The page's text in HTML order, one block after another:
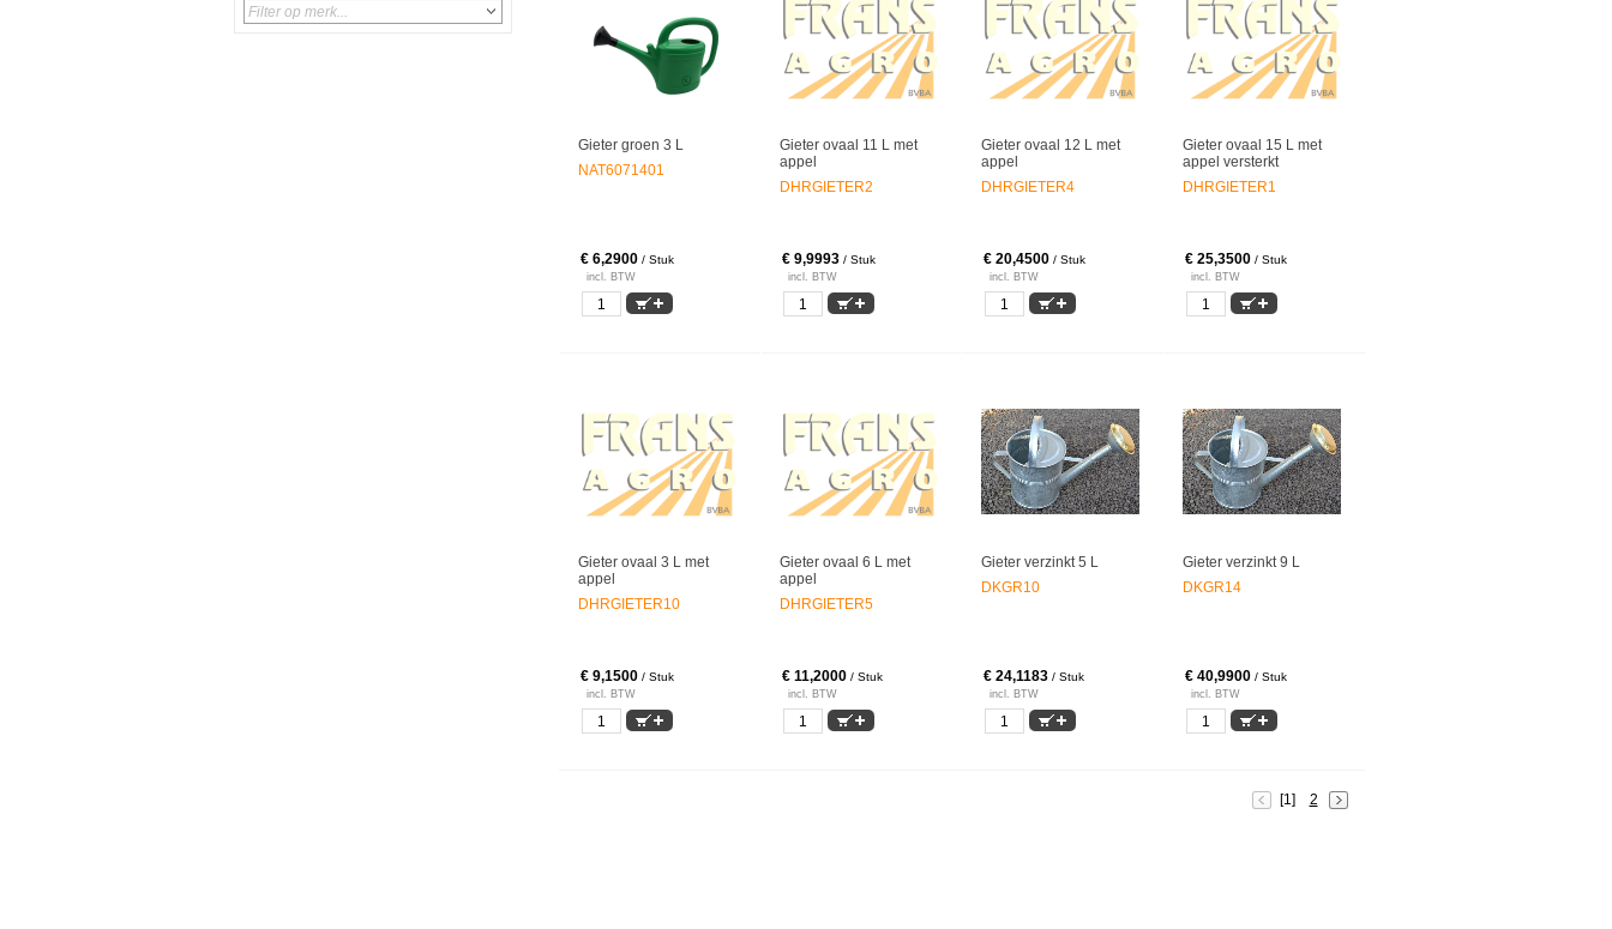
Gieter groen 3 L
NAT6071401
€ 6,2900 / Stuk
incl. BTW
Gieter ovaal 11 L met
appel
DHRGIETER2
€ 9,9993 / Stuk
incl. BTW
Gieter ovaal 12 L met
appel
DHRGIETER4
€ 20,4500 / Stuk
incl. BTW
Gieter ovaal 15 L met
appel versterkt
DHRGIETER1
€ 25,3500 / Stuk
incl. BTW
Gieter ovaal 3 L met
appel
DHRGIETER10
€ 9,1500 / Stuk
incl. BTW
Gieter ovaal 6 L met
appel
DHRGIETER5
€ 11,2000 / Stuk
incl. BTW
Gieter verzinkt 5 L
DKGR10
€ 24,1183 / Stuk
incl. BTW
Gieter verzinkt 9 L
DKGR14
€ 40,9900 / Stuk
incl. BTW
[1] 2